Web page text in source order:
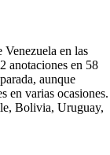
en las
anotaciones en 58
aunque
en varias ocasiones.
Bolivia, Uruguay,